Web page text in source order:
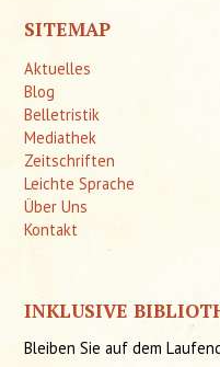
SITEMAP
Aktuelles
Blog
Belletristik
Mediathek
Zeitschriften
Leichte Sprache
Über Uns
Kontakt
INKLUSIVE
Bleiben Sie auf dem